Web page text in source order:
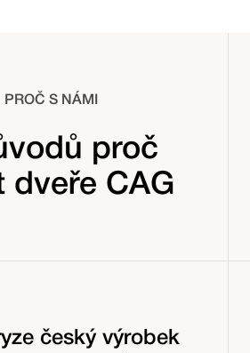
PROČ S NÁMI
proč
dveře CAG
český výrobek